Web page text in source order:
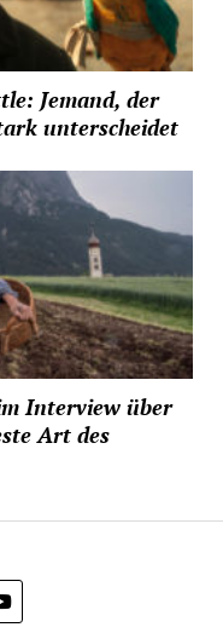
Jemand, der
unterscheidet
Interview über
Art des